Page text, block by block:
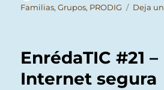
el
Familias,Grupos, PRODIG Deja
EnrédaTIC #21
Internet segura